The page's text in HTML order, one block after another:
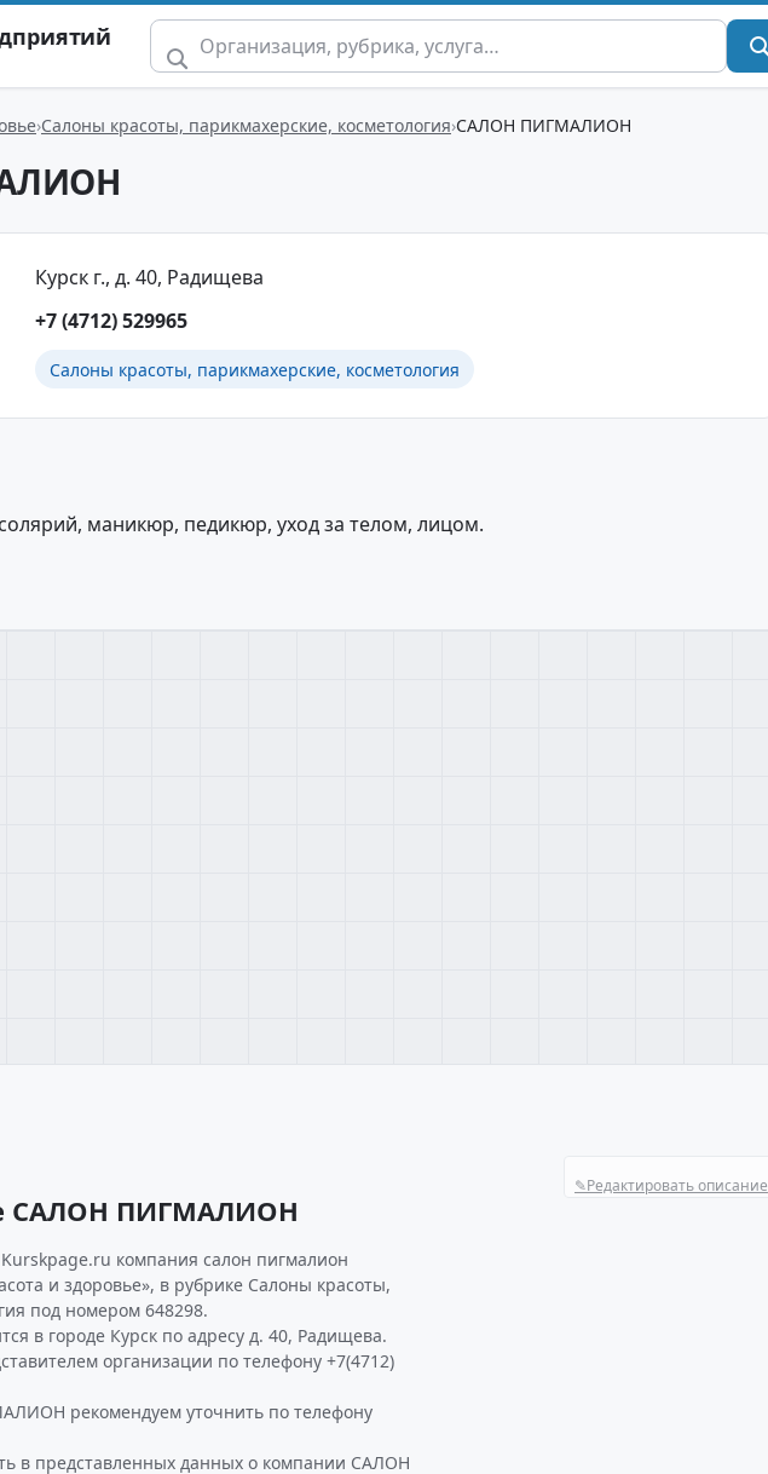
Салоны красоты, парикмахерские, косметология САЛОН ПИГМАЛИОН
Курск г., д. 40, Радищева
+7 (4712) 529965
Салоны красоты, парикмахерские, косметология
маникюр, педикюр, уход за телом, лицом.
✎Редактировать описание
САЛОН ПИГМАЛИОН
компания салон пигмалион
и здоровье», в рубрике Салоны красоты,
под номером 648298.
в городе Курск по адресу д. 40, Радищева.
организации по телефону +7(4712)
рекомендуем уточнить по телефону
в представленных данных о компании САЛОН